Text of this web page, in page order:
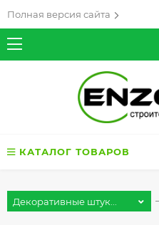
Полная версия сайта
КАТАЛОГ ТОВАРОВ
Декоративные штук...